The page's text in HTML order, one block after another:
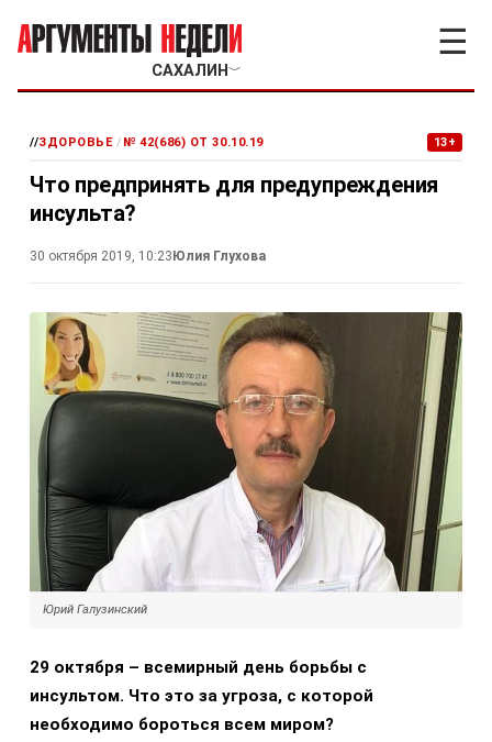
САХАЛИН ﹀
☰
//ЗДОРОВЬЕ / № 42(686) ОТ 30.10.19 13+
Что предпринять для предупреждения
инсульта?
30 октября 2019, 10:23 Юлия Глухова
Юрий Галузинский
29 октября – всемирный день борьбы с
инсультом. Что это за угроза, с которой
необходимо бороться всем миром?